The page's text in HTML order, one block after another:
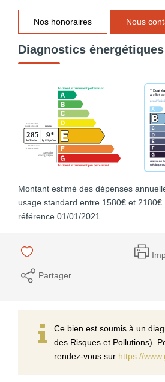
Nos honoraires Nous
Diagnostics énergétiques
Montant estimé des dépenses
usage standard entre 1580€ et
référence 01/01/2021.
Partager
Ce bien est soumis à un
des Risques et Pollutions).
rendez-vous sur https://